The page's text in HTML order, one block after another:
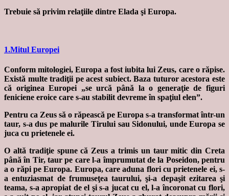
Trebuie să privim relaţiile dintre Elada şi Europa.
1.Mitul Europei
Conform mitologiei, Europa a fost iubita lui Zeus, care o răpise.
Există multe tradiţii pe acest subiect. Baza tuturor acestora este
că originea Europei „se urcă până la o generaţie de figuri
feniciene eroice care s-au stabilit devreme în spaţiul elen”.
Pentru ca Zeus să o răpească pe Europa s-a transformat într-un
taur, s-a dus pe malurile Tirului sau Sidonului, unde Europa se
juca cu prietenele ei.
O altă tradiţie spune că Zeus a trimis un taur mitic din Creta
până în Tir, taur pe care l-a împrumutat de la Poseidon, pentru
a o răpi pe Europa. Europa, care aduna flori cu prietenele ei, s-
a entuziasmat de frumuseţea taurului, şi-a depaşit ezitarea şi
teama, s-a apropiat de el şi s-a jucat cu el, l-a încoronat cu flori,